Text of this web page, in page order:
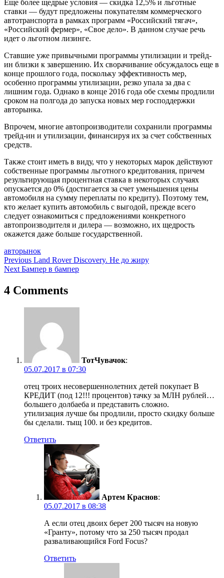
Еще более щедрые условия — скидка 12,5% и льготные
ставки — будут предложены покупателям коммерческого
автотранспорта в рамках программ «Российский тягач»,
«Российский фермер», «Свое дело». В данном случае речь
идет о льготном лизинге.
Ставшие уже привычными программы утилизации и трейд-
ин близки к завершению. Их сворачивание обсуждалось еще в
конце прошлого года, поскольку эффективность мер,
особенно программы утилизации, резко упала за два с
лишним года. Однако в конце 2016 года обе схемы продлили
сроком на полгода до запуска новых мер господдержки
авторынка.
Впрочем, многие автопроизводители сохранили программы
трейд-ин и утилизации, финансируя их за счет собственных
средств.
Также стоит иметь в виду, что у некоторых марок действуют
собственные программы льготного кредитования, причем
результирующая процентная ставка в некоторых случаях
опускается до 0% (достигается за счет уменьшения цены
автомобиля на сумму переплаты по кредиту). Поэтому тем,
кто желает купить автомобиль с выгодой, прежде всего
следует ознакомиться с предложениями конкретного
автопроизводителя и дилера — возможно, их щедрость
окажется даже больше государственной.
авторынок
Навигация
по
записям
Previous Land Rover Discovery. Не до жиру
Next Бампер в бампер
4 Comments
ТотЧувачок:
05.07.2017 в 07:30
отец троих несовершеннолетних детей покупает В
КРЕДИТ (под 12!!! процентов) тачку за МЛН рублей…
большего долбаеба и представить сложно.
утилизация лучше бы продлили, просто скидку больше
бы сделали. тыщ 100. и без кредитов.
Ответить
Артем Краснов:
05.07.2017 в 08:38
А если отец двоих берет 200 тысяч на новую
«Гранту», потому что за 250 тысяч продал
разваливающийся Ford Focus?
Ответить